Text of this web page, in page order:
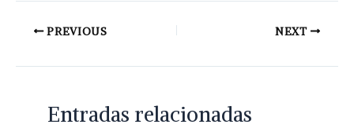
PREVIOUS NEXT
Entradas relacionadas